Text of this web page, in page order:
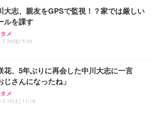
大志、親友をGPSで監視！？家では厳しい
ルを課す
メ
金) 5:00
花、5年ぶりに再会した中川大志に一言
じさんになったね」
メ
土) 11:18